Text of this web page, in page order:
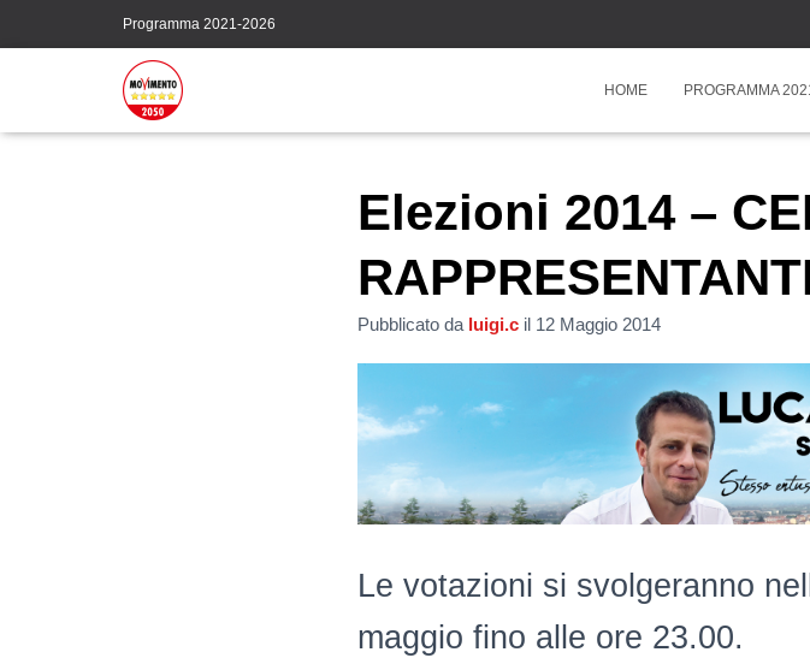
Programma 2021-2026
HOME PROGRAMMA
Elezioni 2014 –
Pubblicato da luigi.c il 12 Maggio 2014
Le votazioni si svolgeranno
maggio fino alle ore 23.00.